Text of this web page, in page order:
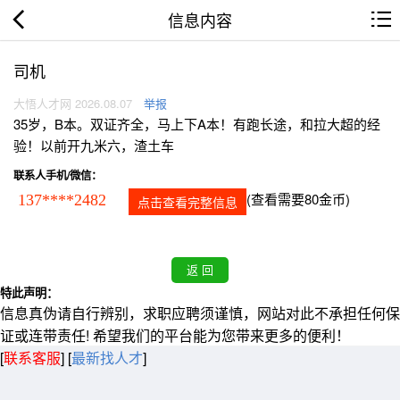
信息内容
司机
大悟人才网 2026.08.07 举报
35岁，B本。双证齐全，马上下A本！有跑长途，和拉大超的经
验！以前开九米六，渣土车
联系人手机/微信：
137****2482 点击查看完整信息 (查看需要80金币)
特此声明：
信息真伪请自行辨别，求职应聘须谨慎，网站对此不承担任何保
证或连带责任! 希望我们的平台能为您带来更多的便利！
[联系客服] [最新找人才]